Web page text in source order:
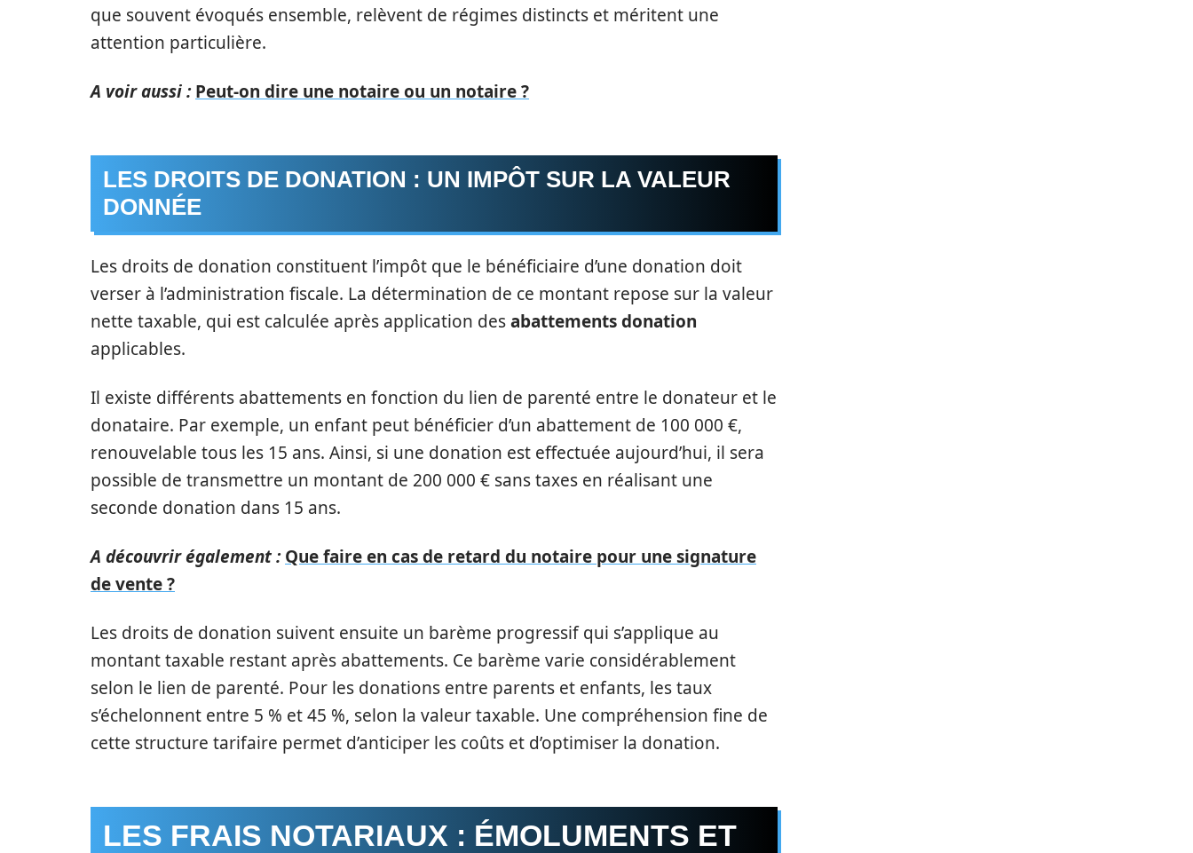
que souvent évoqués ensemble, relèvent de régimes distincts et méritent une
attention particulière.
A voir aussi : Peut-on dire une notaire ou un notaire ?
LES DROITS DE DONATION : UN IMPÔT SUR LA VALEUR
DONNÉE
Les droits de donation constituent l’impôt que le bénéficiaire d’une donation doit
verser à l’administration fiscale. La détermination de ce montant repose sur la valeur
nette taxable, qui est calculée après application desabattements donation
applicables.
Il existe différents abattements en fonction du lien de parenté entre le donateur et le
donataire. Par exemple, un enfant peut bénéficier d’un abattement de 100 000 €,
renouvelable tous les 15 ans. Ainsi, si une donation est effectuée aujourd’hui, il sera
possible de transmettre un montant de 200 000 € sans taxes en réalisant une
seconde donation dans 15 ans.
A découvrir également : Que faire en cas de retard du notaire pour une signature
de vente ?
Les droits de donation suivent ensuite un barème progressif qui s’applique au
montant taxable restant après abattements. Ce barème varie considérablement
selon le lien de parenté. Pour les donations entre parents et enfants, les taux
s’échelonnent entre 5 % et 45 %, selon la valeur taxable. Une compréhension fine de
cette structure tarifaire permet d’anticiper les coûts et d’optimiser la donation.
LES FRAIS NOTARIAUX : ÉMOLUMENTS ET